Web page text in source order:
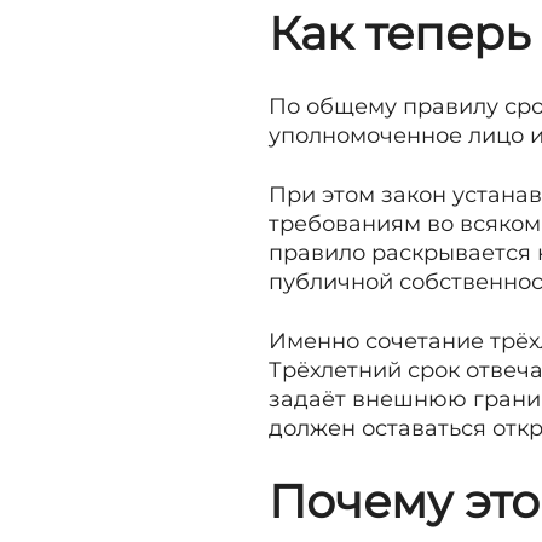
Как теперь
По общему правилу
уполномоченное лицо
При этом закон
требованиям во
правило
публичной
Именно сочетание
Трёхлетний срок
задаёт внешнюю
должен оставаться
Почему